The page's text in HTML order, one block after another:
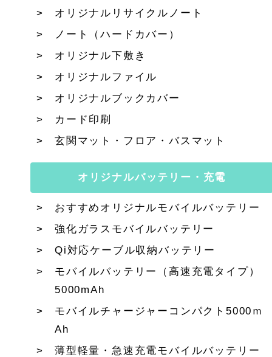
オリジナルリサイクルノート
ノート（ハードカバー）
オリジナル下敷き
オリジナルファイル
オリジナルブックカバー
カード印刷
玄関マット・フロア・バスマット
オリジナルバッテリー・充電
おすすめオリジナルモバイルバッテリー
強化ガラスモバイルバッテリー
Qi対応ケーブル収納バッテリー
モバイルバッテリー（高速充電タイプ）
5000mAh
モバイルチャージャーコンパクト5000ｍ
Ah
薄型軽量・急速充電モバイルバッテリー